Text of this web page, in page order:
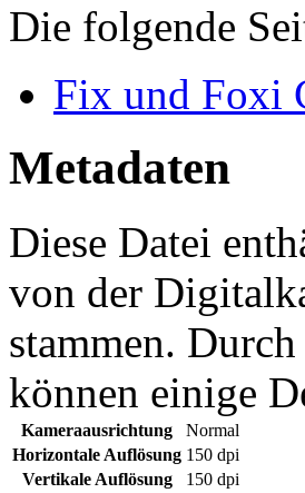
Die folgende
Fix und Foxi
Metadaten
Diese Datei
von der
stammen.
können einige
Kameraausrichtung
Normal
Horizontale Auflösung 150 dpi
Vertikale Auflösung
150 dpi